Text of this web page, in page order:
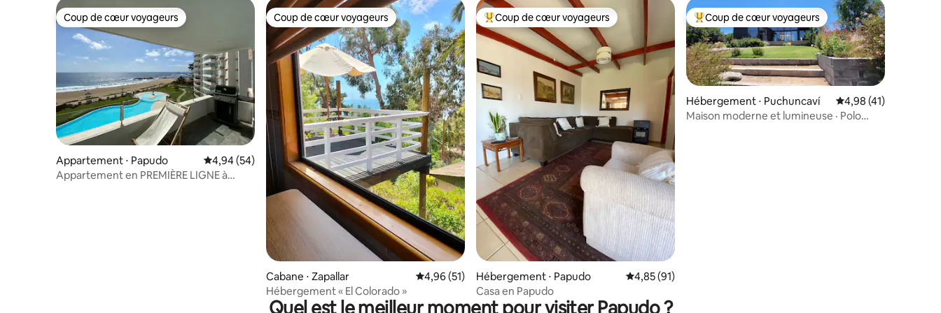
Coup de cœur voyageurs
Coup de cœur voyageurs
Appartement ⋅ Papudo Évaluation moyenne sur la base de 54 commentaires : 4,94 sur 5
4,94 (54)
Appartement en PREMIÈRE LIGNE à
Coup de cœur voyageurs
Coup de cœur voyageurs
Cabane ⋅ Zapallar Évaluation moyenne sur la base de 51 commentaires : 4,96 sur 5
4,96 (51)
Hébergement « El Colorado »
Coups de cœur voyageurs les plus appréciés
Coup de cœur voyageurs
Hébergement ⋅ Papudo Évaluation moyenne sur la base de 91 commentaires : 4,85 sur 5
4,85 (91)
Casa en Papudo
Coups de cœur voyageurs les plus appréciés
Coup de cœur voyageurs
Hébergement ⋅ Puchuncaví Évaluation moyenne
4,98 (41)
Maison moderne et lumineuse · Polo